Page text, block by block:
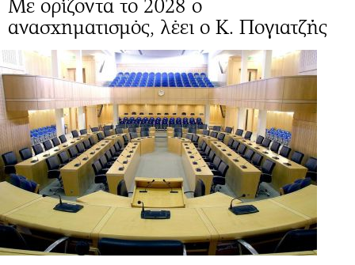
Mε ορίζοντα το 2028 ο
ανασχηματισμός, λέει ο Κ. Πογιατζής